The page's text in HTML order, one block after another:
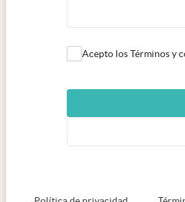
Acepto los Términos y